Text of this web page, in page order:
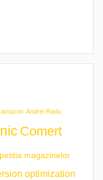
amazon Andrei Radu
Comert
magazinelor
optimization